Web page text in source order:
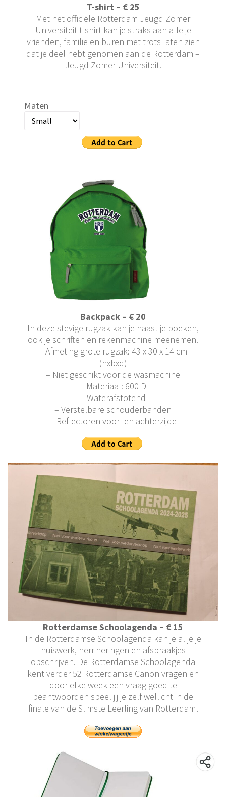
T-shirt – € 25
Met het officiële Rotterdam Jeugd Zomer
Universiteit t-shirt kan je straks aan alle je
vrienden, familie en buren met trots laten zien
dat je deel hebt genomen aan de Rotterdam –
Jeugd Zomer Universiteit.
Maten
Backpack – € 20
In deze stevige rugzak kan je naast je boeken,
ook je schriften en rekenmachine meenemen.
– Afmeting grote rugzak: 43 x 30 x 14 cm
(hxbxd)
– Niet geschikt voor de wasmachine
– Materiaal: 600 D
– Waterafstotend
– Verstelbare schouderbanden
– Reflectoren voor- en achterzijde
Rotterdamse Schoolagenda – € 15
In de Rotterdamse Schoolagenda kan je al je je
huiswerk, herrineringen en afspraakjes
opschrijven. De Rotterdamse Schoolagenda
kent verder 52 Rotterdamse Canon vragen en
door elke week een vraag goed te
beantwoorden speel jij je zelf wellicht in de
finale van de Slimste Leerling van Rotterdam!